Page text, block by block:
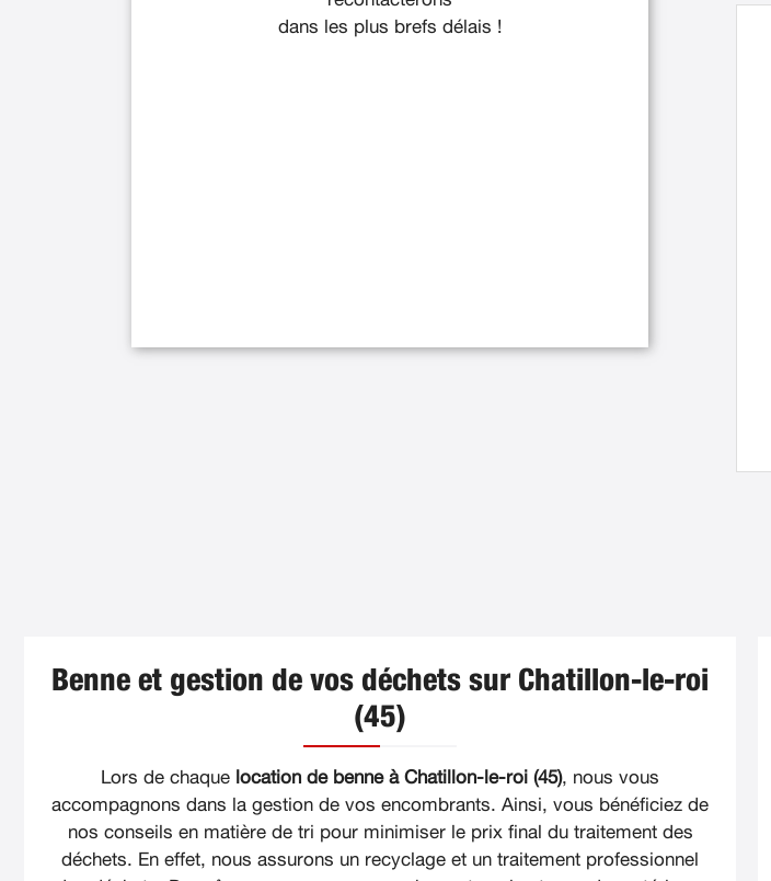
dans les plus brefs délais !
Benne et gestion de vos déchets sur Chatillon-le-roi
(45)
Lors de chaque location de benne à Chatillon-le-roi (45), nous vous
accompagnons dans la gestion de vos encombrants. Ainsi, vous bénéficiez de
nos conseils en matière de tri pour minimiser le prix final du traitement des
déchets. En effet, nous assurons un recyclage et un traitement professionnel